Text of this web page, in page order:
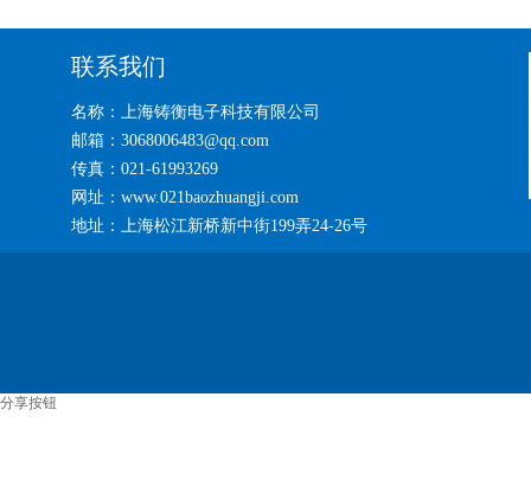
联系我们
名称：上海铸衡电子科技有限公司
邮箱：3068006483@qq.com
传真：021-61993269
网址：www.021baozhuangji.com
地址：上海松江新桥新中街199弄24-26号
分享按钮